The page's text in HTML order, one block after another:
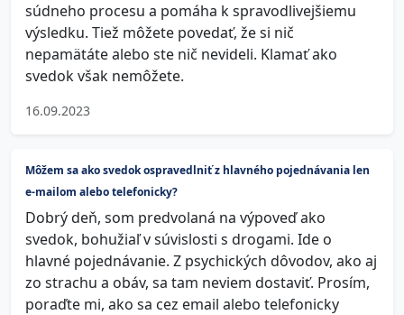
súdneho procesu a pomáha k spravodlivejšiemu
výsledku. Tiež môžete povedať, že si nič
nepamätáte alebo ste nič nevideli. Klamať ako
svedok však nemôžete.
16.09.2023
Môžem sa ako svedok ospravedlniť z hlavného pojednávania len
e‑mailom alebo telefonicky?
Dobrý deň, som predvolaná na výpoveď ako
svedok, bohužiaľ v súvislosti s drogami. Ide o
hlavné pojednávanie. Z psychických dôvodov, ako aj
zo strachu a obáv, sa tam neviem dostaviť. Prosím,
poraďte mi, ako sa cez email alebo telefonicky